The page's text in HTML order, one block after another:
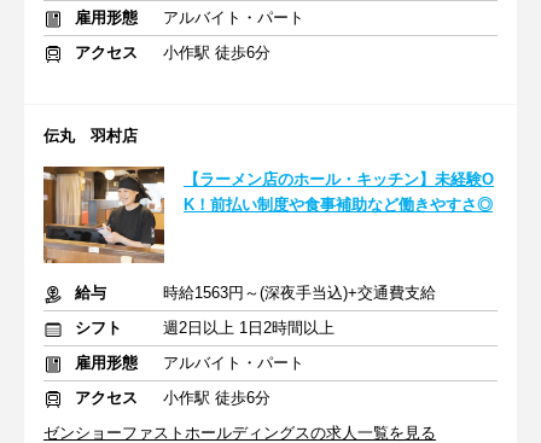
雇用形態
アルバイト・パート
アクセス
小作駅 徒歩6分
伝丸 羽村店
【ラーメン店のホール・キッチン】未経験O
K！前払い制度や食事補助など働きやすさ◎
給与
時給1563円～(深夜手当込)+交通費支給
シフト
週2日以上 1日2時間以上
雇用形態
アルバイト・パート
アクセス
小作駅 徒歩6分
ゼンショーファストホールディングスの求人一覧を見る